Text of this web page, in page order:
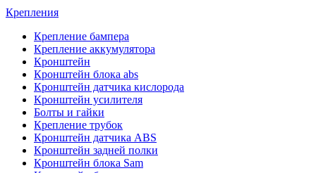
Крепления
Крепление бампера
Крепление аккумулятора
Кронштейн
Кронштейн блока abs
Кронштейн датчика кислорода
Кронштейн усилителя
Болты и гайки
Крепление трубок
Кронштейн датчика ABS
Кронштейн задней полки
Кронштейн блока Sam